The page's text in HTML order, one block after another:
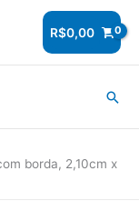
R$0,00
borda, 2,10cm x